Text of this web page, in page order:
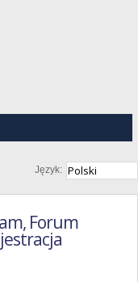
Język:
Forum